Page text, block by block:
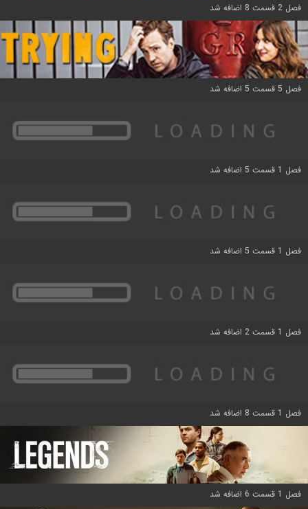
فصل 2 قسمت 8 اضافه شد
فصل 5 قسمت 5 اضافه شد
فصل 1 قسمت 5 اضافه شد
فصل 1 قسمت 5 اضافه شد
فصل 1 قسمت 2 اضافه شد
فصل 1 قسمت 8 اضافه شد
فصل 1 قسمت 6 اضافه شد